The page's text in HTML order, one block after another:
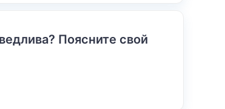
Поясните свой